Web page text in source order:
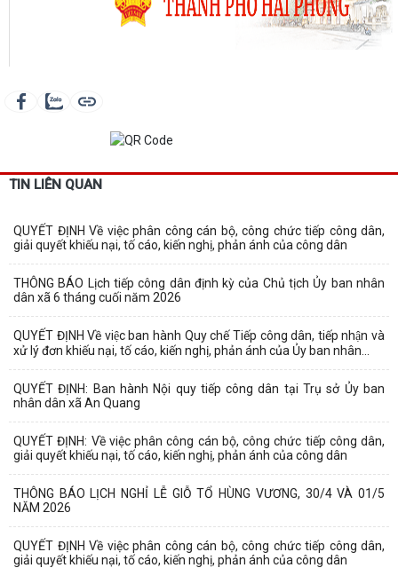
TIN LIÊN QUAN
QUYẾT ĐỊNH Về việc phân công cán bộ, công chức tiếp công dân,
giải quyết khiếu nại, tố cáo, kiến nghị, phản ánh của công dân
THÔNG BÁO Lịch tiếp công dân định kỳ của Chủ tịch Ủy ban nhân
dân xã 6 tháng cuối năm 2026
QUYẾT ĐỊNH Về việc ban hành Quy chế Tiếp công dân, tiếp nhận và
xử lý đơn khiếu nại, tố cáo, kiến nghị, phản ánh của Ủy ban nhân...
QUYẾT ĐỊNH: Ban hành Nội quy tiếp công dân tại Trụ sở Ủy ban
nhân dân xã An Quang
QUYẾT ĐỊNH: Về việc phân công cán bộ, công chức tiếp công dân,
giải quyết khiếu nại, tố cáo, kiến nghị, phản ánh của công dân
THÔNG BÁO LỊCH NGHỈ LỄ GIỖ TỔ HÙNG VƯƠNG, 30/4 VÀ 01/5
NĂM 2026
QUYẾT ĐỊNH Về việc phân công cán bộ, công chức tiếp công dân,
giải quyết khiếu nại, tố cáo, kiến nghị, phản ánh của công dân